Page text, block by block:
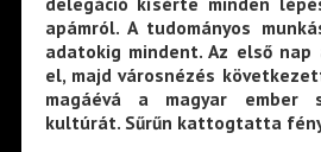
apámról. A tudományos
adatokig mindent. Az első
el, majd városnézés
magáévá a magyar ember
kultúrát. Sűrűn kattogtatta